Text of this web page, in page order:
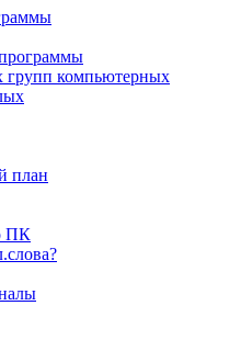
групп компьютерных
план
ПК